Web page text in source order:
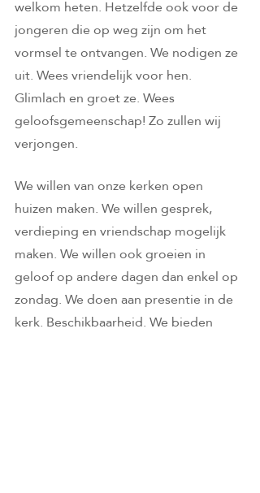
welkom heten. Hetzelfde ook voor de
jongeren die op weg zijn om het
vormsel te ontvangen. We nodigen ze
uit. Wees vriendelijk voor hen.
Glimlach en groet ze. Wees
geloofsgemeenschap! Zo zullen wij
verjongen.
We willen van onze kerken open
huizen maken. We willen gesprek,
verdieping en vriendschap mogelijk
maken. We willen ook groeien in
geloof op andere dagen dan enkel op
zondag. We doen aan presentie in de
kerk. Beschikbaarheid. We bieden